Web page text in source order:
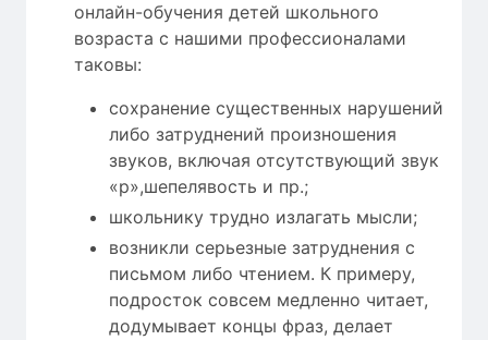
онлайн-обучения детей школьного
возраста с нашими профессионалами
таковы:
сохранение существенных нарушений
либо затруднений произношения
звуков, включая отсутствующий звук
«р»,шепелявость и пр.;
школьнику трудно излагать мысли;
возникли серьезные затруднения с
письмом либо чтением. К примеру,
подросток совсем медленно читает,
додумывает концы фраз, делает